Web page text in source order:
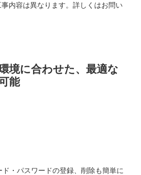
内容は異なります。詳しくはお問い
境に合わせた、最適な
能
・パスワードの登録、削除も簡単に